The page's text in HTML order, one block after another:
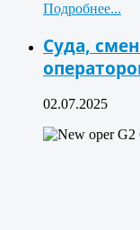
Подробнее...
Суда,
02.07.2025